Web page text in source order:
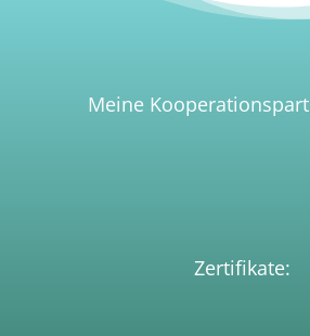
Meine
Zertifikate: